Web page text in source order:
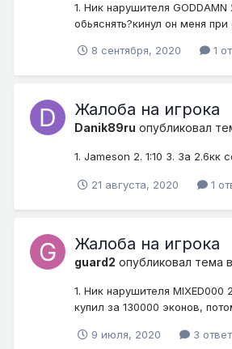
1. Ник нарушителя
обьяснять?кинул он меня
8 сентября, 2020 1
Жалоба на игрока
Danik89ru опубликовал
1. Jameson 2. 1:10 3. За
21 августа, 2020 1
Жалоба на игрока
guard2 опубликовал тема в
1. Ник нарушителя
купил за 130000 эконов,
9 июля, 2020 3